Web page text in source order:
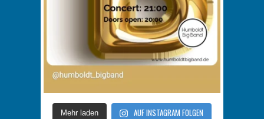
Mehr laden AUF INSTAGRAM FOLGEN